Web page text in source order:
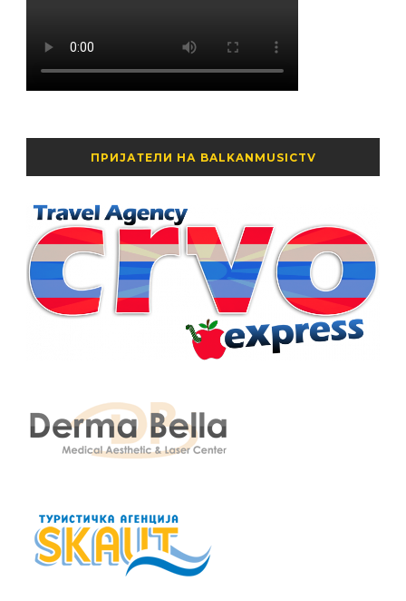
ПРИЈАТЕЛИ НА BALKANMUSICTV